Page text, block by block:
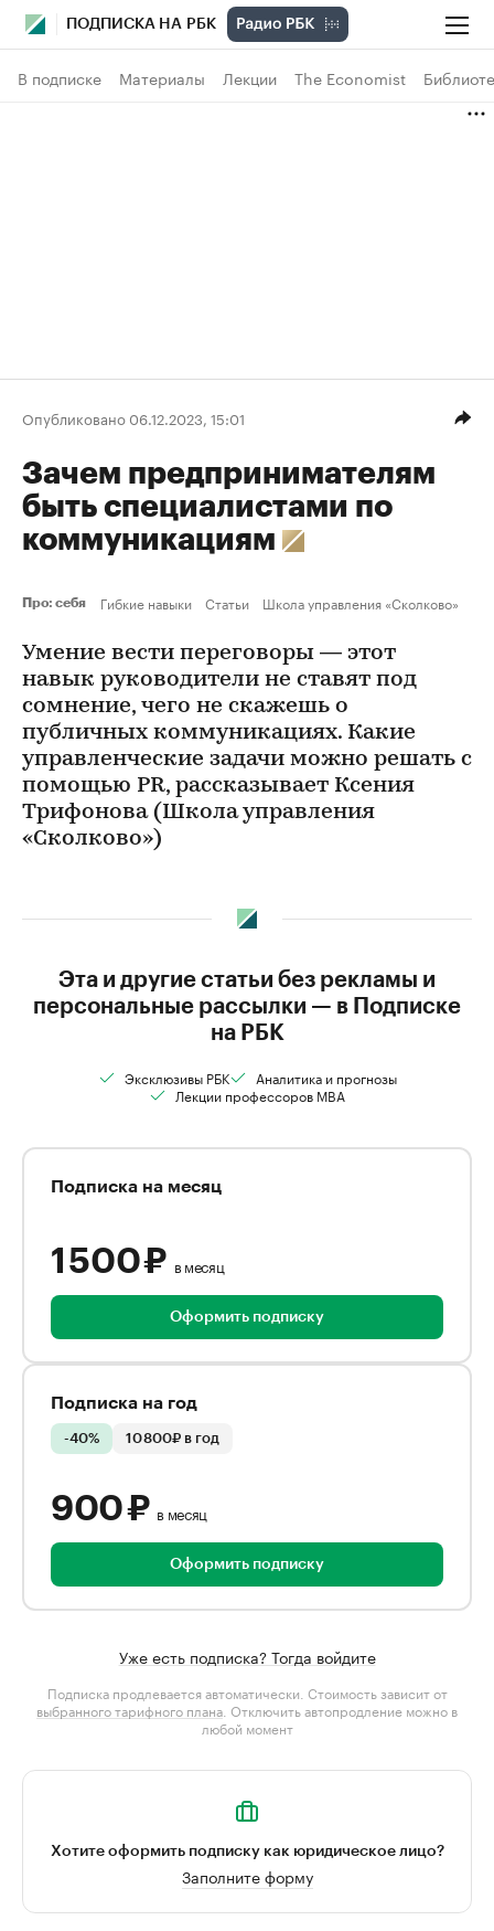
ПОДПИСКА НА РБК
В подписке Материалы Лекции The Economist
Опубликовано 06.12.2023, 15:01
Зачем предпринимателям
быть специалистами по
коммуникациям
Про: себя Гибкие навыки Статьи Школа управления «Сколково»
Умение вести переговоры — этот
навык руководители не ставят под
сомнение, чего не скажешь о
публичных коммуникациях. Какие
управленческие задачи можно решать с
помощью PR, рассказывает Ксения
Трифонова (Школа управления
«Сколково»)
Эта и другие статьи без рекламы и
персональные рассылки — в Подписке
на РБК
Эксклюзивы РБК
Аналитика и прогнозы
Лекции профессоров MBA
Подписка на месяц
1 500 ₽ в месяц
Оформить подписку
Подписка на год
-40% 10 800₽ в год
900 ₽ в месяц
Оформить подписку
Уже есть подписка? Тогда войдите
Подписка продлевается автоматически. Стоимость зависит от
выбранного тарифного плана . Отключить автопродление можно в
любой момент
Хотите оформить подписку как юридическое лицо?
Заполните форму